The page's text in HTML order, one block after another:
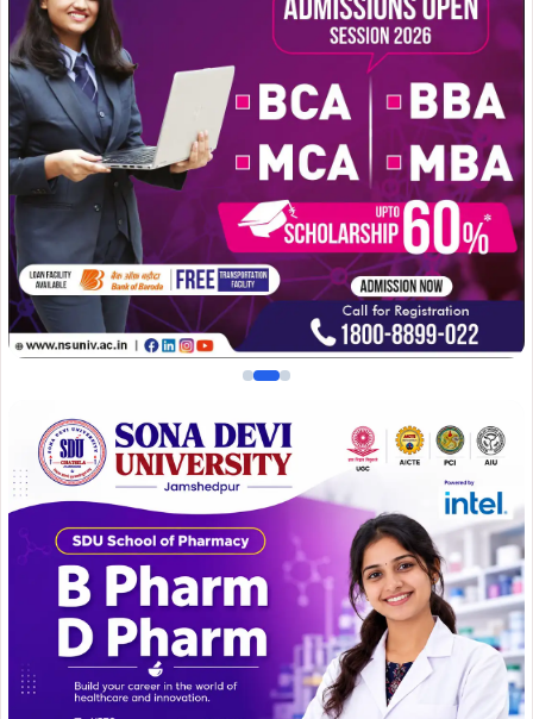
स्थानीय लोगों का कहना है कि सरकारी बांग्ला स्कूल इस अवैध टाल से
महज़ 100 मीटर की दूरी पर स्थित है. प्रतिदिन सैकड़ों बच्चे स्कूल
आते-जाते हैं, और टाल परिसर के आसपास संदिग्ध गतिविधियों का बना
रहना बच्चों की सुरक्षा के लिए गंभीर चिंता का विषय है.